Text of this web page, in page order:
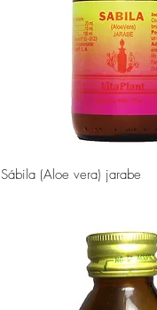
Vista rápida
Sábila (Aloe vera) jarabe